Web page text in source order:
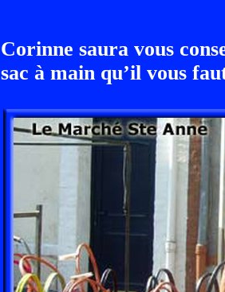
Corinne saura vous
sac à main qu’il vous